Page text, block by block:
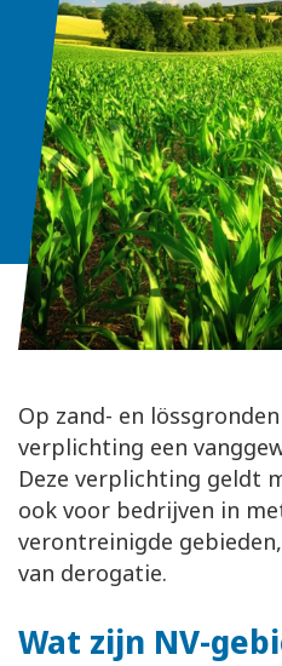
Op zand- en
verplichting een
Deze verplichting geldt
ook voor bedrijven in
verontreinigde
van derogatie.
Wat zijn NV-